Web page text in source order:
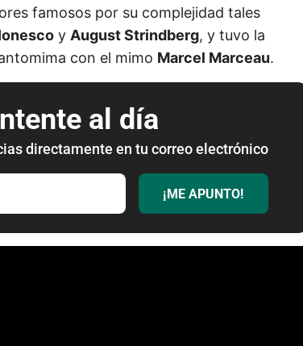
famosos por su complejidad tales
y August Strindberg, y tuvo la
con el mimo Marcel Marceau.
al día
directamente en tu correo electrónico
¡ME APUNTO!